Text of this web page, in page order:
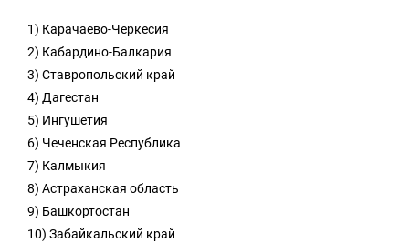
1) Карачаево-Черкесия
2) Кабардино-Балкария
3) Ставропольский край
4) Дагестан
5) Ингушетия
6) Чеченская Республика
7) Калмыкия
8) Астраханская область
9) Башкортостан
10) Забайкальский край